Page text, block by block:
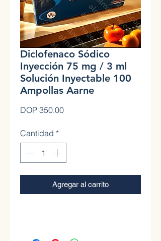
Diclofenaco Sódico
Inyección 75 mg / 3 ml
Solución Inyectable 100
Ampollas Aarne
DOP 350.00Precio
Cantidad *
Agregar al carrito